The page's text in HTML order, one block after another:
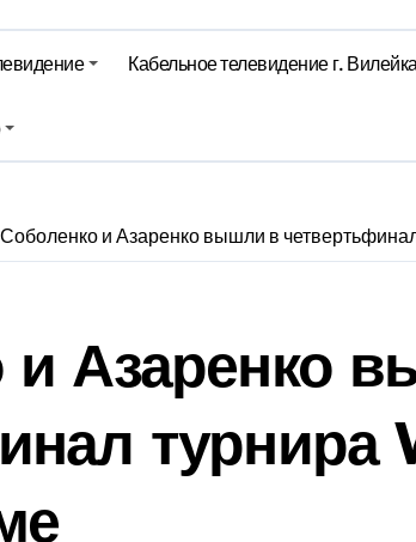
время местное – 05 08 2026
время местное – 07 08 20
Кабельное телевидение г.
Соболенко и Азаренко вышли в
и Азаренко
турнира